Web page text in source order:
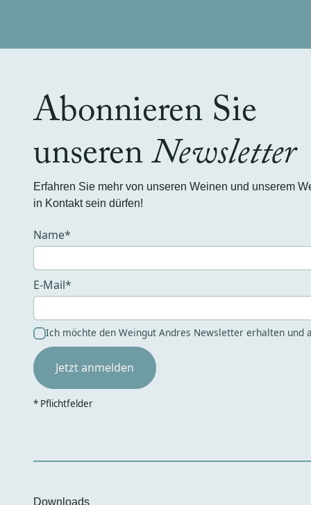
Abonnieren Sie
unserenNewsletter
Erfahren Sie mehr von unseren Weinen und unserem
in Kontakt sein dürfen!
Name*
E-Mail*
Ich möchte den Weingut Andres Newsletter erhalten und
* Pflichtfelder
Downloads